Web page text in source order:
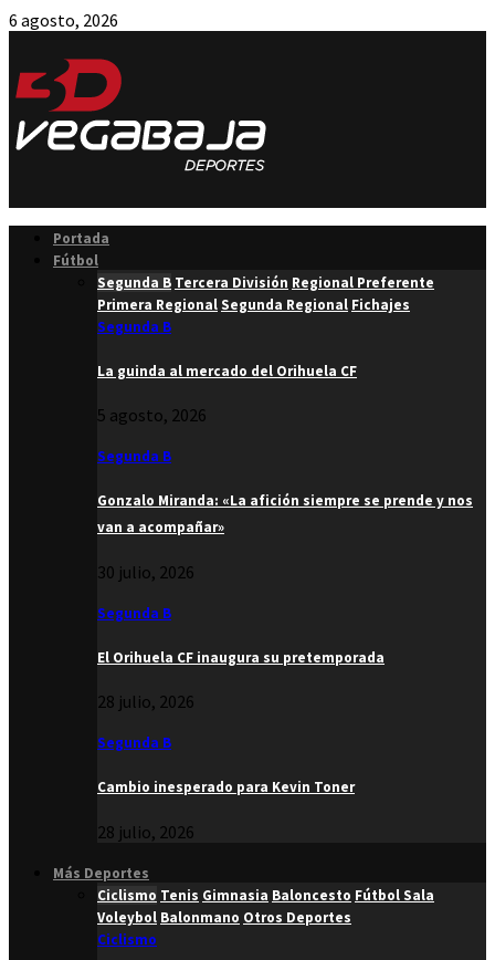
6 agosto, 2026
Portada
Fútbol
Segunda B Tercera División Regional Preferente
Primera RegionalSegunda Regional Fichajes
Segunda B
La guinda al mercado del Orihuela CF
5 agosto, 2026
Segunda B
Gonzalo Miranda: «La afición siempre se prende y nos
van a acompañar»
30 julio, 2026
Segunda B
El Orihuela CF inaugura su pretemporada
28 julio, 2026
Segunda B
Cambio inesperado para Kevin Toner
28 julio, 2026
Más Deportes
Ciclismo Tenis Gimnasia Baloncesto Fútbol Sala
Voleybol Balonmano Otros Deportes
Ciclismo